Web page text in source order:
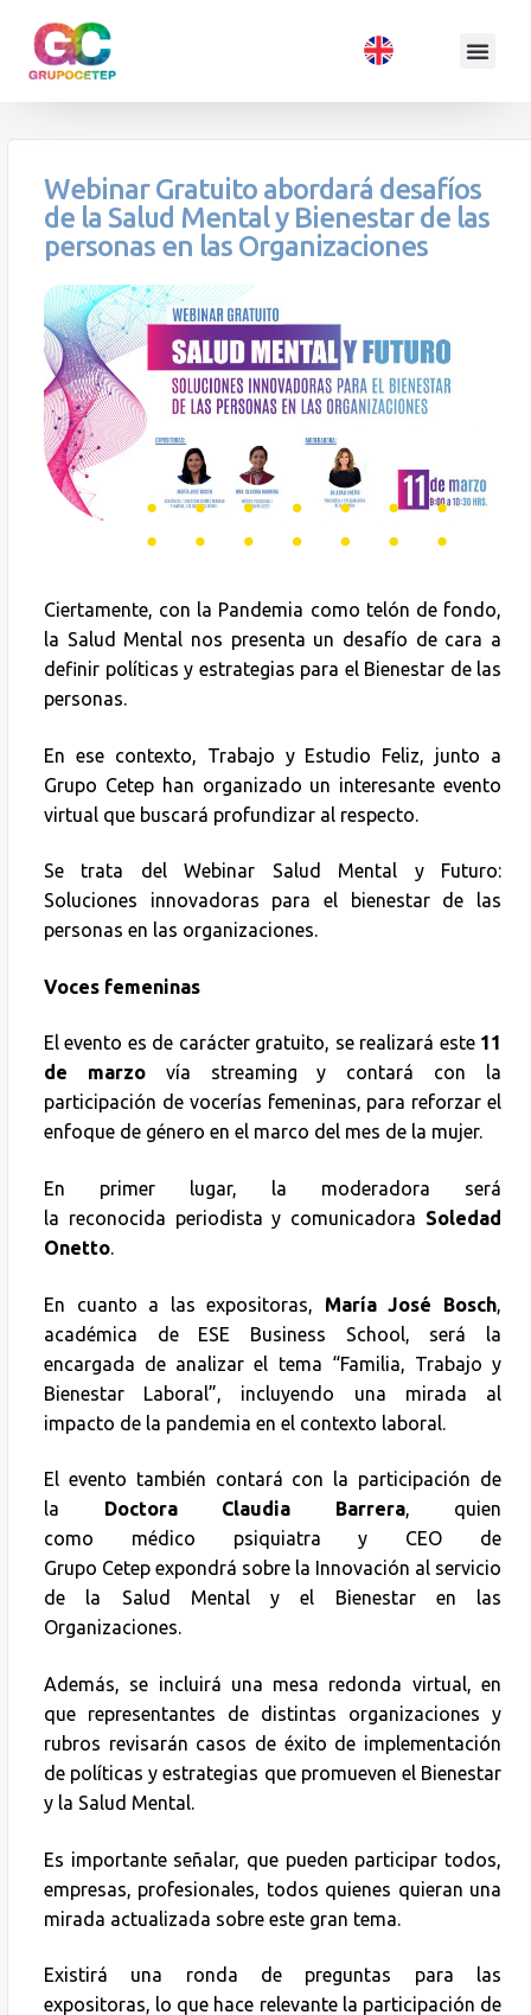
Webinar Gratuito abordará desafíos
de la Salud Mental y Bienestar de las
personas en las Organizaciones
Ciertamente, con la Pandemia como telón de fondo,
la Salud Mental nos presenta un desafío de cara a
definir políticas y estrategias para el Bienestar de las
personas.
En ese contexto, Trabajo y Estudio Feliz, junto a
Grupo Cetep han organizado un interesante evento
virtual que buscará profundizar al respecto.
Se trata del Webinar Salud Mental y Futuro:
Soluciones innovadoras para el bienestar de las
personas en las organizaciones.
Voces femeninas
El evento es de carácter gratuito, se realizará este 11
de marzovía streaming y contará con la
participación de vocerías femeninas, para reforzar el
enfoque de género en el marco del mes de la mujer.
En primer lugar, la moderadora será
la reconocida periodista y comunicadora Soledad
Onetto.
En cuanto a las expositoras, María José Bosch,
académica de ESE Business School, será la
encargada de analizar el tema “Familia, Trabajo y
Bienestar Laboral”, incluyendo una mirada al
impacto de la pandemia en el contexto laboral.
El evento también contará con la participación de
la Doctora Claudia Barrera, quien
como médico psiquiatra y CEO de
Grupo Cetep expondrá sobre la Innovación al servicio
de la Salud Mental y el Bienestar en las
Organizaciones.
Además, se incluirá una mesa redonda virtual, en
que representantes de distintas organizaciones y
rubros revisarán casos de éxito de implementación
de políticas y estrategias que promueven el Bienestar
y la Salud Mental.
Es importante señalar, que pueden participar todos,
empresas, profesionales, todos quienes quieran una
mirada actualizada sobre este gran tema.
Existirá una ronda de preguntas para las
expositoras, lo que hace relevante la participación de